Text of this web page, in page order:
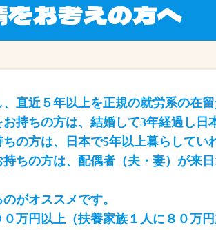
お考えの方へ
直近５年以上を正規の就労系の在
持ちの方は、結婚して3年経過し日
の方は、日本で5年以上暮らしてい
ちの方は、配偶者（夫・妻）が来
がオススメです。
万円以上（扶養家族１人に８０万円